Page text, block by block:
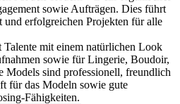
sowie Aufträgen. Dies führt
und erfolgreichen Projekten für alle
Talente mit einem natürlichen Look
sowie für Lingerie, Boudoir,
Models sind professionell, freundlich
für das Modeln sowie gute
Fähigkeiten.